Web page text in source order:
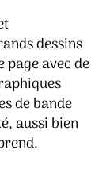
dessins
page avec de
de bande
aussi bien